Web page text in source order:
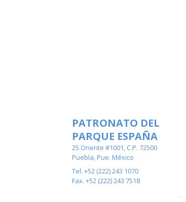
PATRONATO DEL
PARQUE ESPAÑA
25 Oriente #1001, C.P. 72500
Puebla, Pue. México
Tel. +52 (222) 243 1070
Fax. +52 (222) 243 7518